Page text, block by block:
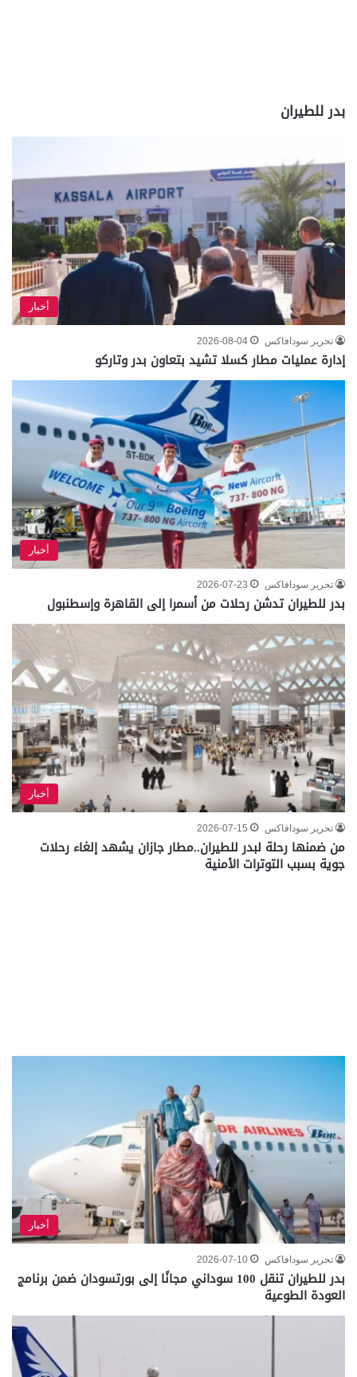
بدر للطيران
أخبار
تحرير سودافاكس 2026-08-04
إدارة عمليات مطار كسلا تشيد بتعاون بدر وتاركو
أخبار
تحرير سودافاكس 2026-07-23
بدر للطيران تدشن رحلات من أسمرا إلى القاهرة وإسطنبول
أخبار
تحرير سودافاكس 2026-07-15
من ضمنها رحلة لبدر للطيران..مطار جازان يشهد إلغاء رحلات
جوية بسبب التوترات الأمنية
أخبار
تحرير سودافاكس 2026-07-10
بدر للطيران تنقل 100 سوداني مجانًا إلى بورتسودان ضمن برنامج
العودة الطوعية